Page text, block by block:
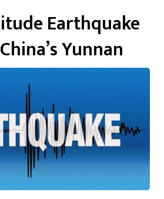
Earthquake
Yunnan